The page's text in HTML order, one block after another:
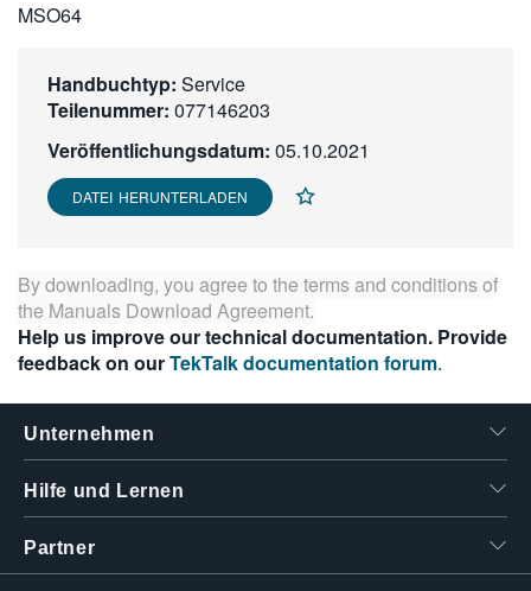
繁體中文
MSO64
Handbuchtyp: Service
Teilenummer: 077146203
Veröffentlichungsdatum: 05.10.2021
DATEI HERUNTERLADEN
By downloading, you agree to the terms and conditions of
the Manuals Download Agreement.
Help us improve our technical documentation. Provide
feedback on ourTekTalk documentation forum.
Unternehmen
Hilfe und Lernen
Partner